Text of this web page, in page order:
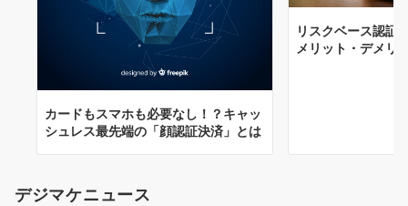
カードもスマホも必要なし！？キャッ
シュレス最先端の「顔認証決済」とは
リスクベース認証
メリット・デメリ
デジマケニュース